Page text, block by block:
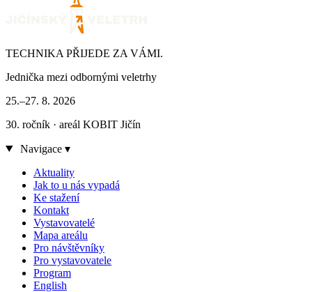
TECHNIKA PŘIJEDE ZA VÁMI.
Jednička mezi odbornými veletrhy
25.–27. 8. 2026
30. ročník · areál KOBIT Jičín
Navigace ▾
Aktuality
Jak to u nás vypadá
Ke stažení
Kontakt
Vystavovatelé
Mapa areálu
Pro návštěvníky
Pro vystavovatele
Program
English